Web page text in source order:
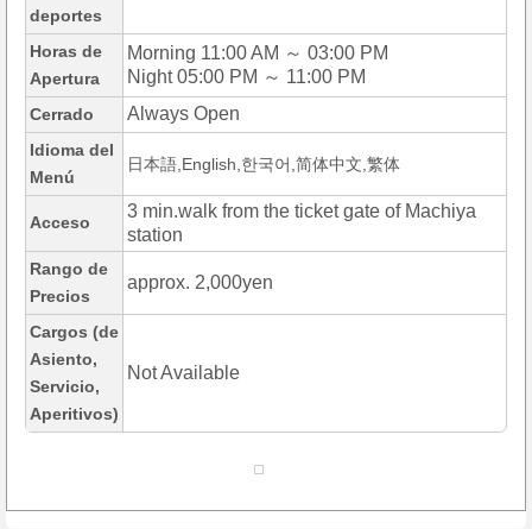
deportes
Horas de
Apertura
Morning 11:00 AM ～ 03:00 PM
Night 05:00 PM ～ 11:00 PM
Cerrado Always Open
Idioma del
Menú
日本語,English,한국어,简体中文,繁体
Acceso
3 min.walk from the ticket gate of Machiya
station
Rango de
Precios
approx. 2,000yen
Cargos (de
Asiento,
Servicio,
Aperitivos)
Not Available